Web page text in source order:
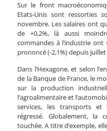
Sur le front
Etats-Unis sont ressorties
novembre. Les salaires ont
de +0,2%, là aussi
commandes à l’industrie
prononcé (-2,1%) depuis juillet
Dans l’Hexagone, et selon
de la Banque de France, le
sur la production
l’agroalimentaire et
services, les transports
régressé. Globalement, la
touchée. A titre d’exemple,